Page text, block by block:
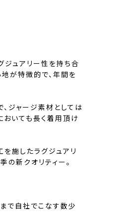
ジュアリー性を持ち合
が特徴的で、年間を
ジャージ素材としては
おいても長く着用頂け
施したラグジュアリ
の新クオリティー。
で自社でこなす数少